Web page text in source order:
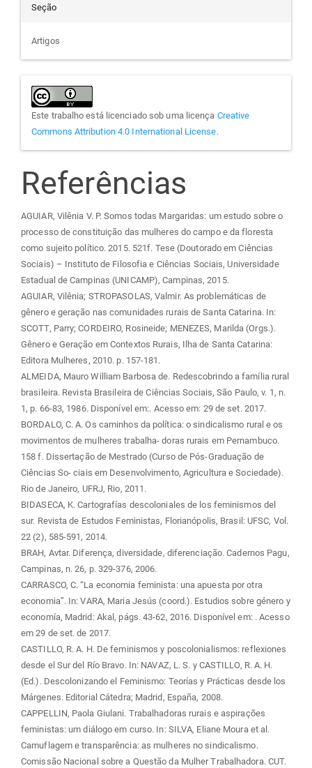
Seção
Artigos
Este trabalho está licenciado sob uma licença Creative
Commons Attribution 4.0 International License.
Referências
AGUIAR, Vilênia V. P. Somos todas Margaridas: um estudo sobre o
processo de constituição das mulheres do campo e da floresta
como sujeito político. 2015. 521f. Tese (Doutorado em Ciências
Sociais) – Instituto de Filosofia e Ciências Sociais, Universidade
Estadual de Campinas (UNICAMP), Campinas, 2015.
AGUIAR, Vilênia; STROPASOLAS, Valmir. As problemáticas de
gênero e geração nas comunidades rurais de Santa Catarina. In:
SCOTT, Parry; CORDEIRO, Rosineide; MENEZES, Marilda (Orgs.).
Gênero e Geração em Contextos Rurais, Ilha de Santa Catarina:
Editora Mulheres, 2010. p. 157-181.
ALMEIDA, Mauro William Barbosa de. Redescobrindo a família rural
brasileira. Revista Brasileira de Ciências Sociais, São Paulo, v. 1, n.
1, p. 66-83, 1986. Disponível em:. Acesso em: 29 de set. 2017.
BORDALO, C. A. Os caminhos da política: o sindicalismo rural e os
movimentos de mulheres trabalha- doras rurais em Pernambuco.
158 f. Dissertação de Mestrado (Curso de Pós-Graduação de
Ciências So- ciais em Desenvolvimento, Agricultura e Sociedade).
Rio de Janeiro, UFRJ, Rio, 2011.
BIDASECA, K. Cartografías descoloniales de los feminismos del
sur. Revista de Estudos Feministas, Florianópolis, Brasil: UFSC, Vol.
22 (2), 585-591, 2014.
BRAH, Avtar. Diferença, diversidade, diferenciação. Cadernos Pagu,
Campinas, n. 26, p. 329-376, 2006.
CARRASCO, C. “La economia feminista: una apuesta por otra
economia”. In: VARA, Maria Jesús (coord.). Estudios sobre género y
economía, Madrid: Akal, págs. 43-62, 2016. Disponível em: . Acesso
em 29 de set. de 2017.
CASTILLO, R. A. H. De feminismos y poscolonialismos: reflexiones
desde el Sur del Río Bravo. In: NAVAZ, L. S. y CASTILLO, R. A. H.
(Ed.). Descolonizando el Feminismo: Teorías y Prácticas desde los
Márgenes. Editorial Cátedra; Madrid, España, 2008.
CAPPELLIN, Paola Giulani. Trabalhadoras rurais e aspirações
feministas: um diálogo em curso. In: SILVA, Eliane Moura et al.
Camuflagem e transparência: as mulheres no sindicalismo.
Comissão Nacional sobre a Questão da Mulher Trabalhadora. CUT.